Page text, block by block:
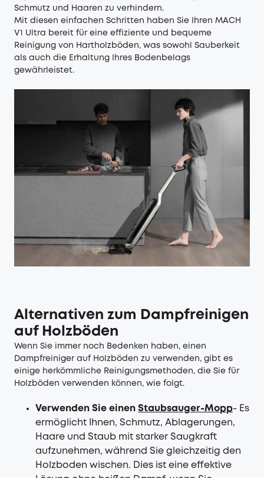
Schmutz und Haaren zu verhindern.
Mit diesen einfachen Schritten haben Sie Ihren MACH
V1 Ultra bereit für eine effiziente und bequeme
Reinigung von Hartholzböden, was sowohl Sauberkeit
als auch die Erhaltung Ihres Bodenbelags
gewährleistet.
Alternativen zum Dampfreinigen
auf Holzböden
Wenn Sie immer noch Bedenken haben, einen
Dampfreiniger auf Holzböden zu verwenden, gibt es
einige herkömmliche Reinigungsmethoden, die Sie für
Holzböden verwenden können, wie folgt.
Verwenden Sie einen Staubsauger-Mopp- Es
ermöglicht Ihnen, Schmutz, Ablagerungen,
Haare und Staub mit starker Saugkraft
aufzunehmen, während Sie gleichzeitig den
Holzboden wischen. Dies ist eine effektive